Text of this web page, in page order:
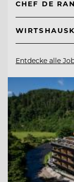
CHEF DE
Entdecke alle